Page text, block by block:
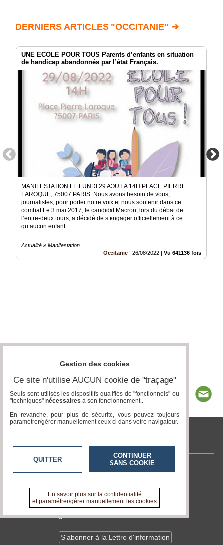
DERNIERS ARTICLES "OCCITANIE" ➔
UNE ECOLE POUR TOUS Parents d’enfants en situation
de handicap abandonnés par l’état Français.
MANIFESTATION LE LUNDI 29 AOUT A 14H PLACE PIERRE
LAROQUE, 75007 PARIS. Nous avons besoin de vous,
journalistes, pour porter notre voix et nous soutenir dans ce
combat Le 3 mai 2017, le candidat Macron, lors du débat de
l’entre-deux tours, a décidé de s’engager officiellement à ce
qu’aucun enfant..
Actualité » Manifestation
Occitanie | 26/08/2022 | Vu 641136 fois
tvlocale.fr
Contactez-nous
A propos de tvlocale.fr
Devenir délégué
S'abonner à la Lettre d'information
Gestion des cookies
Ce site n'utilise AUCUN cookie de "traçage"
Seuls sont utilisés les dispositifs qualifiés de "fonctionnels" ou
"techniques" nécessaires à son fonctionnement..
En revanche, pour plus de sécurité, vous pouvez toujours
paramétrer/gérer manuellement ceux-ci dans votre navigateur.
QUITTER
CONTINUER
SANS COOKIE
En savoir plus sur la confidentialité
et paramétrer/gérer manuellement les cookies